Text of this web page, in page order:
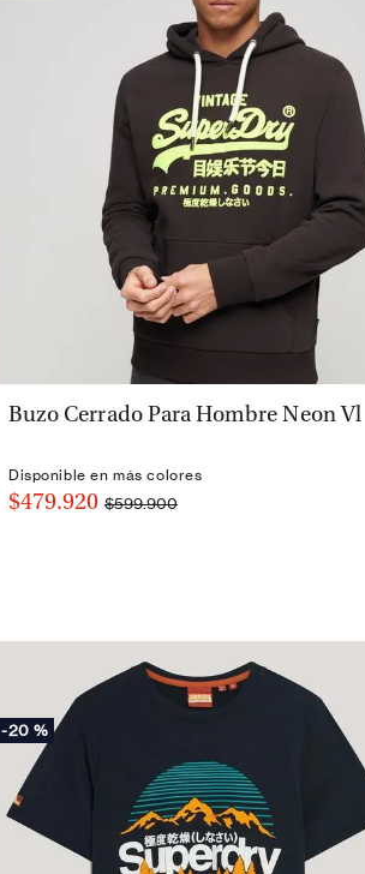
VISTA RÁPIDA
Buzo Cerrado Para Hombre Neon Vl
Disponible en más colores
$479.920 $599.900
-20 %